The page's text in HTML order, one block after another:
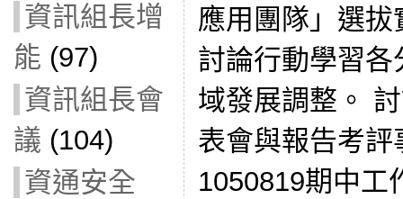
資訊組長增
能 (97)
資訊組長會
議 (104)
資通安全
應用團隊」選
討論行動學習
域發展調整。
表會與報告考
1050819期中工